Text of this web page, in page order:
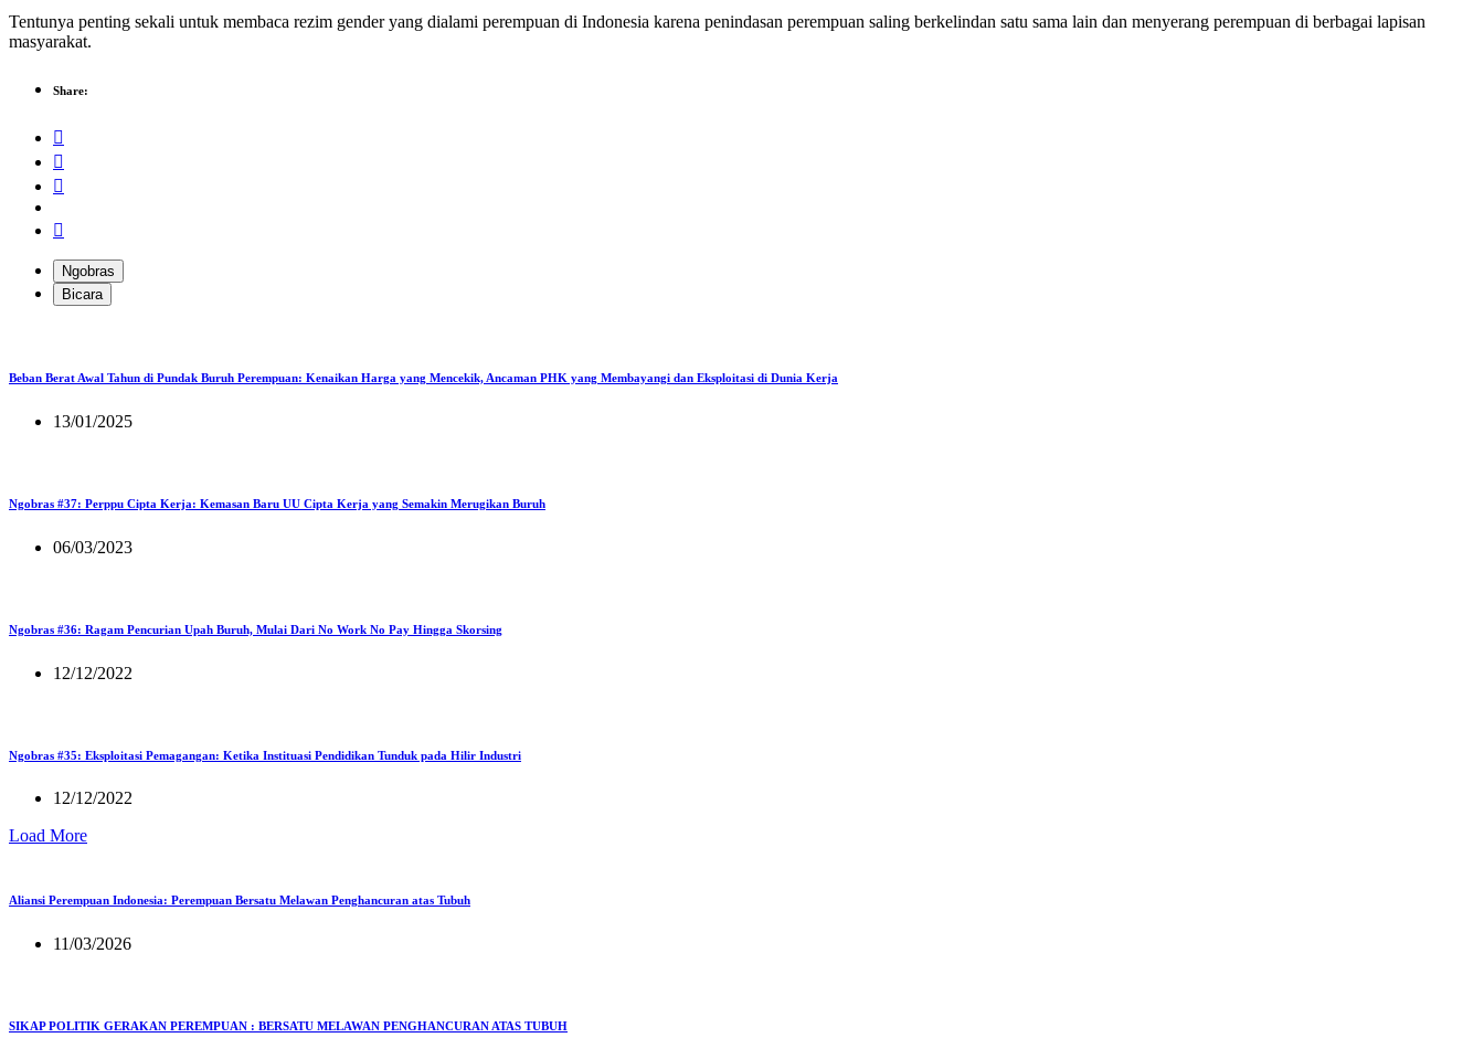
Tentunya penting sekali untuk membaca rezim gender yang dialami perempuan di Indonesia karena penindasan perempuan saling berkelindan satu sama lain dan menyerang perempuan di berbagai lapisan
masyarakat.
Share:
Ngobras
Bicara
Beban Berat Awal Tahun di Pundak Buruh Perempuan: Kenaikan Harga yang Mencekik, Ancaman PHK yang Membayangi dan Eksploitasi di Dunia Kerja
13/01/2025
Ngobras #37: Perppu Cipta Kerja: Kemasan Baru UU Cipta Kerja yang Semakin Merugikan Buruh
06/03/2023
Ngobras #36: Ragam Pencurian Upah Buruh, Mulai Dari No Work No Pay Hingga Skorsing
12/12/2022
Ngobras #35: Eksploitasi Pemagangan: Ketika Instituasi Pendidikan Tunduk pada Hilir Industri
12/12/2022
Load More
Aliansi Perempuan Indonesia: Perempuan Bersatu Melawan Penghancuran atas Tubuh
11/03/2026
SIKAP POLITIK GERAKAN PEREMPUAN : BERSATU MELAWAN PENGHANCURAN ATAS TUBUH